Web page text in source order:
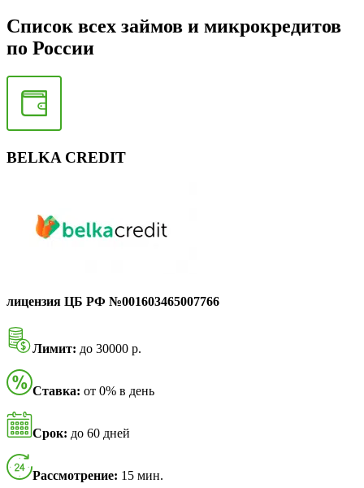
Список всех займов и микрокредитов
по России
BELKA CREDIT
лицензия ЦБ РФ №001603465007766
Лимит: до 30000 р.
Ставка: от 0% в день
Срок: до 60 дней
Рассмотрение: 15 мин.